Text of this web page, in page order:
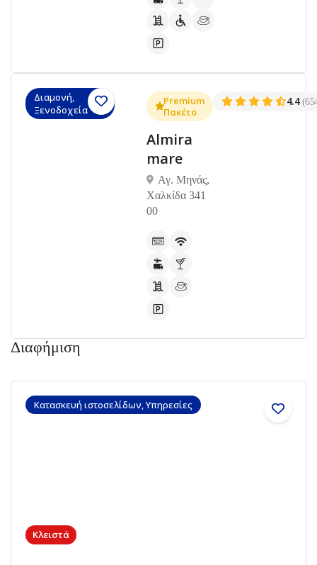
Διαμονή,
Ξενοδοχεία
Premium
Πακέτο
Almira
mare
Αγ. Μηνάς,
Χαλκίδα 341
00
4.4
Διαφήμιση
Κλειστά
Κατασκευή ιστοσελίδων, Υπηρεσίες